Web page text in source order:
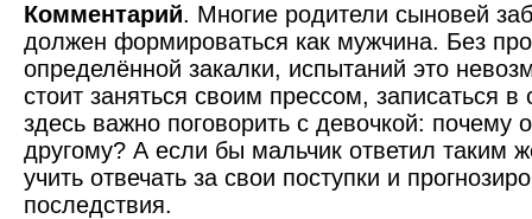
Комментарий. Многие родители сыновей
должен формироваться как мужчина. Без
определённой закалки, испытаний это
стоит заняться своим прессом, записаться
здесь важно поговорить с девочкой: почему
другому? А если бы мальчик ответил таким
учить отвечать за свои поступки и
последствия.